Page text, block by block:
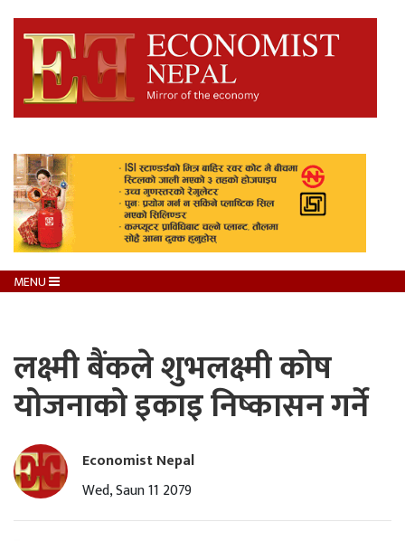
MENU
लक्ष्मी बैंकले शुभलक्ष्मी कोष
योजनाको इकाइ निष्कासन गर्ने
Economist Nepal
Wed, Saun 11 2079